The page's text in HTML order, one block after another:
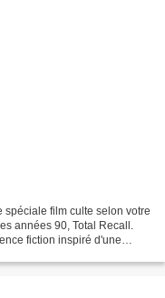
spéciale film culte selon votre
années 90, Total Recall.
fiction inspiré d'une